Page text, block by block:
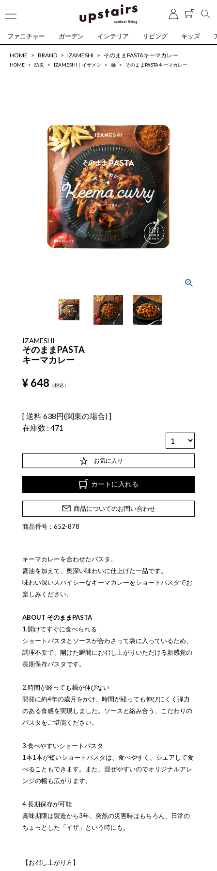
ファニチャー ガーデン インテリア リビング キッズ
HOME BRAND IZAMESHI そのままPASTAキーマカレー
HOME 防災 IZAMESHI｜イザメシ 麺 そのままPASTAキーマカレー
IZAMESHI
そのままPASTA
キーマカレー
¥648 税込
送料638円(関東の場合)
在庫数 471
お気に入り
カートに入れる
商品についてのお問い合わせ
商品番号：652-878
キーマカレーを合わせたパスタ。
醤油を加えて、奥深い味わいに仕上げた一品です。
味わい深いスパイシーなキーマカレーをショートパスタでお
楽しみください。
ABOUT そのままPASTA
1.開けてすぐに食べられる
ショートパスタとソースが合わさって袋に入っているため、
調理不要で、開けた瞬間にお召し上がりいただける新感覚の
長期保存パスタです。
2.時間が経っても麺が伸びない
開発に約4年の歳月をかけ、時間が経っても伸びにくく弾力
のある食感を実現しました。ソースと絡み合う、こだわりの
パスタをご堪能ください。
3.食べやすいショートパスタ
1本1本が短いショートパスタは、食べやすく、シェアして食
べることもできます。また、混ぜやすいのでオリジナルアレ
ンジの幅も広がります。
4.長期保存が可能
賞味期限は製造から3年。突然の災害時はもちろん、日常の
ちょっとした「イザ」という時にも。
【お召し上がり方】